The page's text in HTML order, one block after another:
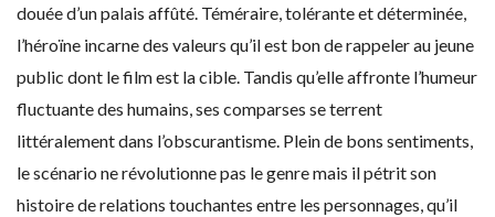
douée d’un palais affûté. Téméraire, tolérante et déterminée,
l’héroïne incarne des valeurs qu’il est bon de rappeler au jeune
public dont le film est la cible. Tandis qu’elle affronte l’humeur
fluctuante des humains, ses comparses se terrent
littéralement dans l’obscurantisme. Plein de bons sentiments,
le scénario ne révolutionne pas le genre mais il pétrit son
histoire de relations touchantes entre les personnages, qu’il